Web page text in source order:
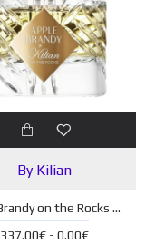
By Kilian
Apple Brandy on the Rocks EDP
337.00€ - 0.00€